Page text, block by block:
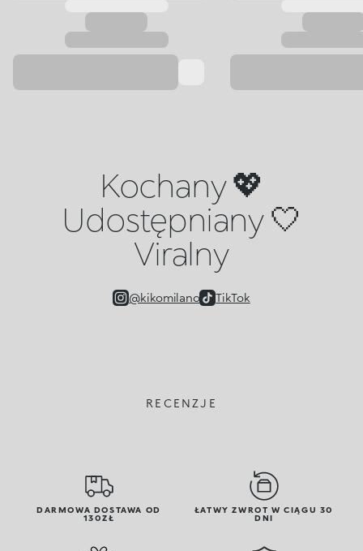
Kochany 💖
Udostępniany 🤍
Viralny
@kikomilano TikTok
RECENZJE
DARMOWA DOSTAWA OD
130ZŁ
ŁATWY ZWROT W CIĄGU 30
DNI